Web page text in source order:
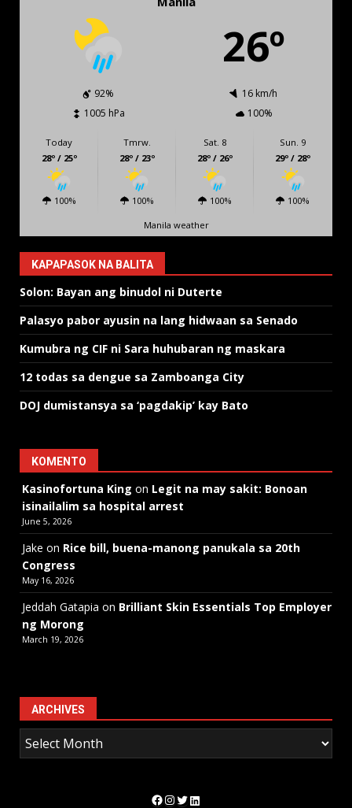
26º
92%
16 km/h
1005 hPa
100%
Today
28º / 25º
100%
Tmrw.
28º / 23º
100%
Sat. 8
28º / 26º
100%
Sun. 9
29º / 28º
100%
Manila weather
KAPAPASOK NA BALITA
Solon: Bayan ang binudol ni Duterte
Palasyo pabor ayusin na lang hidwaan sa Senado
Kumubra ng CIF ni Sara huhubaran ng maskara
12 todas sa dengue sa Zamboanga City
DOJ dumistansya sa ‘pagdakip’ kay Bato
KOMENTO
Kasinofortuna King on Legit na may sakit: Bonoan
isinailalim sa hospital arrest
June 5, 2026
Jake on Rice bill, buena-manong panukala sa 20th
Congress
May 16, 2026
Jeddah Gatapia on Brilliant Skin Essentials Top Employer
ng Morong
March 19, 2026
ARCHIVES
Facebook
Instagram
Twitter
LinkedIn